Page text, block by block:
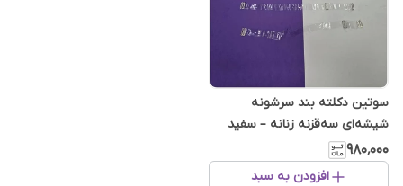
سوتین دکلته بند سرشونه
شیشه‌ای سه‌قزنه زنانه – سفید
کاپ C
۹۸۰٬۰۰۰
افزودن به سبد